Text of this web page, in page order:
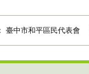
臺中市和平區民代表會